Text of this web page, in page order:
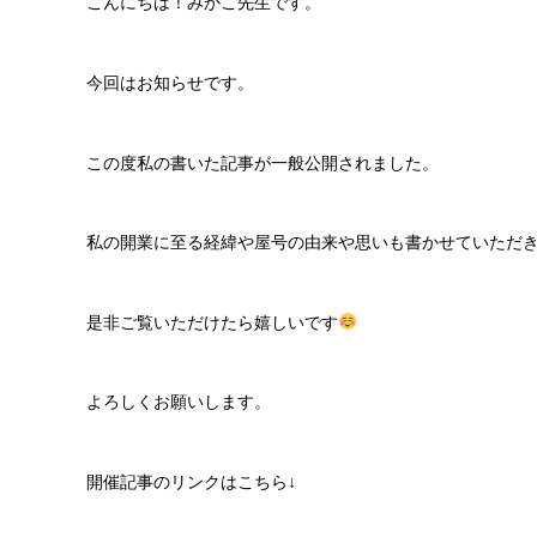
今回はお知らせです。
この度私の書いた記事が一般公開されました。
私の開業に至る経緯や屋号の由来や思いも書かせていただき
是非ご覧いただけたら嬉しいです
よろしくお願いします。
開催記事のリンクはこちら↓